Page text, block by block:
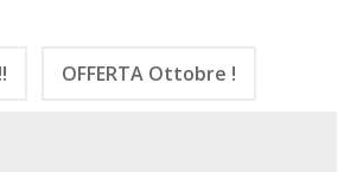
OFFERTA Ottobre !